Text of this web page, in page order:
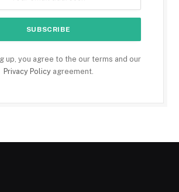
up, you agree to the our terms and our
Privacy Policyagreement.